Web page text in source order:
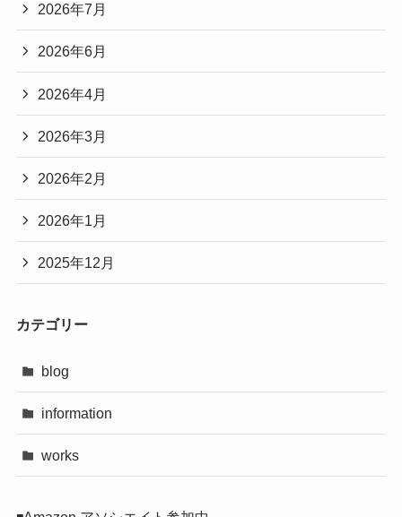
2026年7月
2026年6月
2026年4月
2026年3月
2026年2月
2026年1月
2025年12月
カテゴリー
blog
information
works